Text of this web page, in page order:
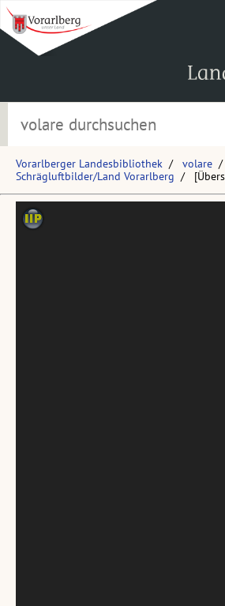
Vorarlberger Landesbibliothek volare
Schrägluftbilder/Land Vorarlberg